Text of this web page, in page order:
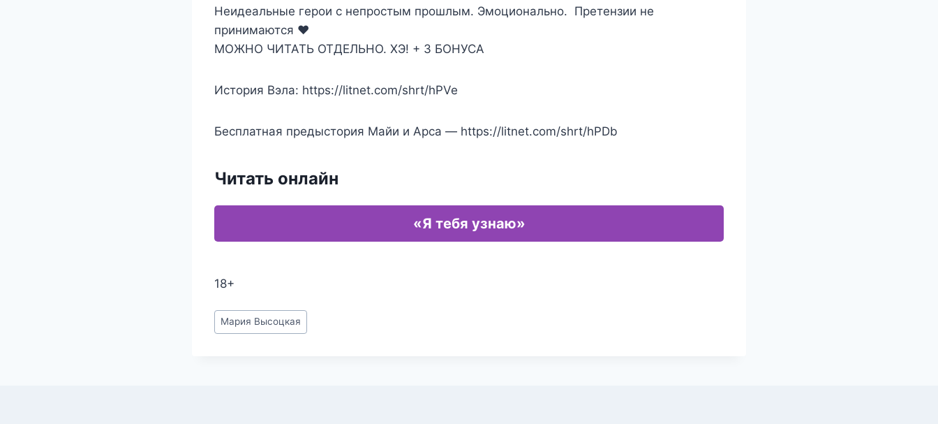
Неидеальные герои с непростым прошлым. Эмоционально. Претензии не
принимаются ❤️
МОЖНО ЧИТАТЬ ОТДЕЛЬНО. ХЭ! + 3 БОНУСА
История Вэла: https://litnet.com/shrt/hPVe
Бесплатная предыстория Майи и Арса — https://litnet.com/shrt/hPDb
Читать онлайн
«Я тебя узнаю»
18+
Метки
записи:
Мария Высоцкая